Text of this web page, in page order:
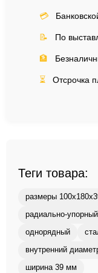
💳
📝 По
🏦
⏳ Отсрочка
Теги товара:
размеры
радиально-упорный
однорядный
внутренний
ширина 39 мм